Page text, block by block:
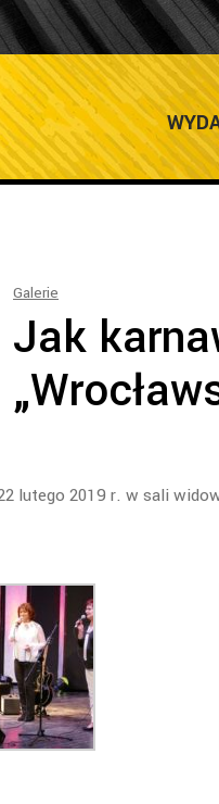
DOM
Galerie
Jak
lutego 2019 r. w sali